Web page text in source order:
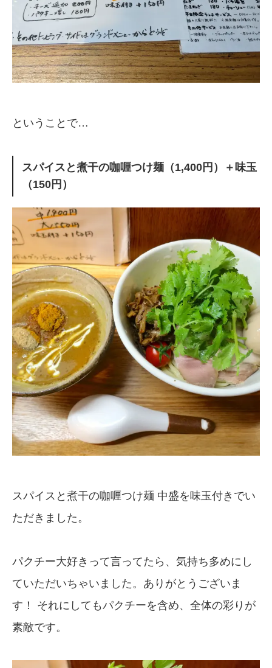
ということで…
スパイスと煮干の咖喱つけ麺（1,400円）＋味玉
（150円）
スパイスと煮干の咖喱つけ麺 中盛を味玉付きでい
ただきました。
パクチー大好きって言ってたら、気持ち多めにし
ていただいちゃいました。ありがとうございま
す！ それにしてもパクチーを含め、全体の彩りが
素敵です。